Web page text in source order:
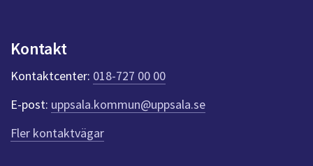
n
t
r
ö
Kontakt
Kontaktcenter: 018-727 00 00
E-post: uppsala.kommun@uppsala.se
Fler kontaktvägar